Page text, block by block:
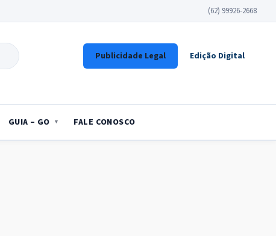
(62) 99926-2668
Publicidade Legal Edição Digital
GUIA – GO FALE CONOSCO